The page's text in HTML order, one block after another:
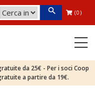
(0)
da 25€ - Per i soci Coop
a partire da 19€.